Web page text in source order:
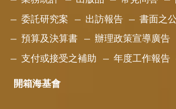
委託研究案 出訪報告 書面之
預算及決算書 辦理政策宣導廣告
支付或接受之補助 年度工作報告
開箱海基會